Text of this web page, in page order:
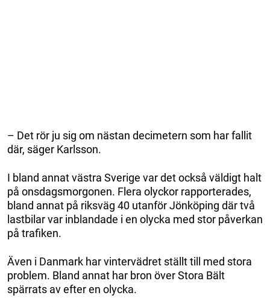
– Det rör ju sig om nästan decimetern som har fallit
där, säger Karlsson.
I bland annat västra Sverige var det också väldigt halt
på onsdagsmorgonen. Flera olyckor rapporterades,
bland annat på riksväg 40 utanför Jönköping där två
lastbilar var inblandade i en olycka med stor påverkan
på trafiken.
Även i Danmark har vintervädret ställt till med stora
problem. Bland annat har bron över Stora Bält
spärrats av efter en olycka.